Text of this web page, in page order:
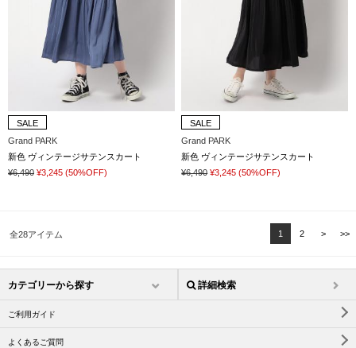
SALE
Grand PARK
新色 ヴィンテージサテンスカート
¥6,490 ¥3,245 (50%OFF)
SALE
Grand PARK
新色 ヴィンテージサテンスカート
¥6,490 ¥3,245 (50%OFF)
全28アイテム 1 2 > >>
カテゴリーから探す 詳細検索
ご利用ガイド
よくあるご質問